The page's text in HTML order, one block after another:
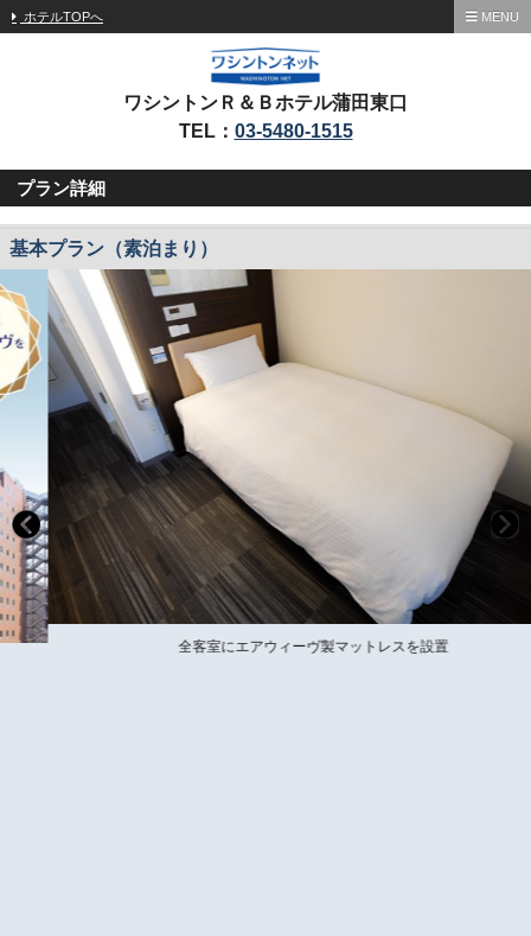
ホテルTOPへ MENU
ワシントンＲ＆Ｂホテル蒲田東口
TEL： 03-5480-1515
プラン詳細
基本プラン（素泊まり）
全客室にエアウィーヴ製マットレスを設置